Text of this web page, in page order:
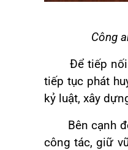
Công
Để tiếp nối
tiếp tục phát
kỷ luật, xây
Bên cạnh đó,
công tác, giữ